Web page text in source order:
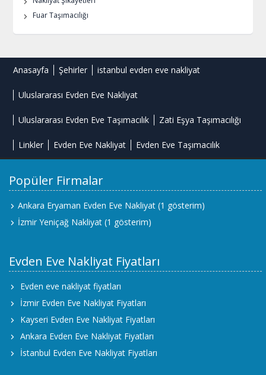
Fuar Taşımacılığı
Anasayfa Şehirler istanbul evden eve nakliyat
Uluslararası Evden Eve Nakliyat
Uluslararası Evden Eve Taşımacılık Zati Eşya Taşımacılığı
Linkler Evden Eve Nakliyat Evden Eve Taşımacılık
Popüler Firmalar
Ankara Eryaman Evden Eve Nakliyat (1 gösterim)
İzmir Yeniçağ Nakliyat (1 gösterim)
Evden Eve Nakliyat Fiyatları
Evden eve nakliyat fiyatları
İzmir Evden Eve Nakliyat Fiyatları
Kayseri Evden Eve Nakliyat Fiyatları
Ankara Evden Eve Nakliyat Fiyatları
İstanbul Evden Eve Nakliyat Fiyatları